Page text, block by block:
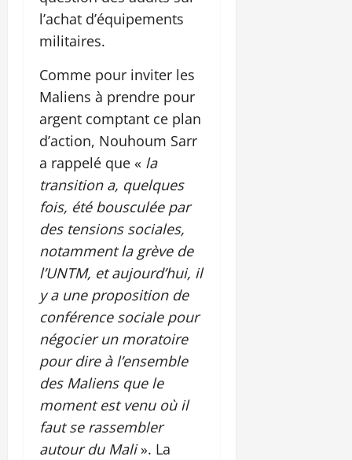
l’achat d’équipements
militaires.
Comme pour inviter les
Maliens à prendre pour
argent comptant ce plan
d’action, Nouhoum Sarr
a rappelé que « la
transition a, quelques
fois, été bousculée par
des tensions sociales,
notamment la grève de
l’UNTM, et aujourd’hui, il
y a une proposition de
conférence sociale pour
négocier un moratoire
pour dire à l’ensemble
des Maliens que le
moment est venu où il
faut se rassembler
autour du Mali». La